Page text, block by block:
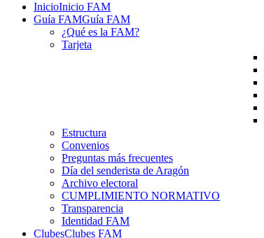
InicioInicio FAM
Guía FAMGuía FAM
¿Qué es la FAM?
Tarjeta
Estructura
Convenios
Preguntas más frecuentes
Día del senderista de Aragón
Archivo electoral
CUMPLIMIENTO NORMATIVO
Transparencia
Identidad FAM
ClubesClubes FAM